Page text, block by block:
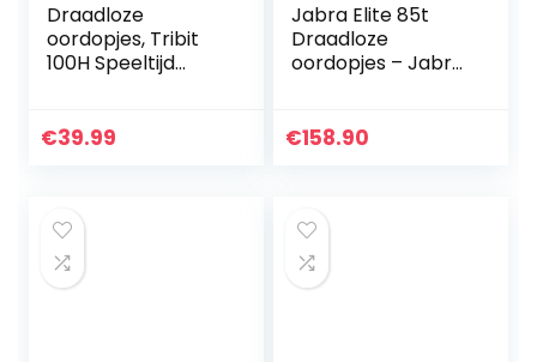
Draadloze
oordopjes, Tribit
100H Speeltijd
Aanraakbediening
€39.99
Jabra Elite 85t
Draadloze
oordopjes – Jabra
met snelle
€158.90